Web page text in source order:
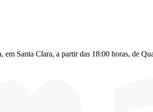
em Santa Clara, a partir das 18:00 horas, de